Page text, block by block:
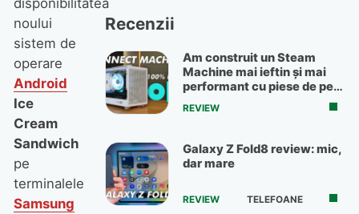
noului
sistem de
operare
Android
Ice
Cream
Sandwich
pe
terminalele
Samsung
Recenzii
Am construit un Steam
Machine mai ieftin și mai
performant cu piese de pe
OLX
REVIEW
Galaxy Z Fold8 review: mic,
dar mare
REVIEW TELEFOANE